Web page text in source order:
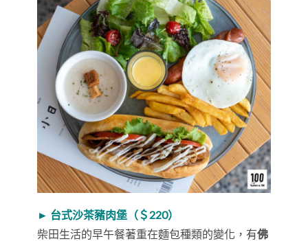
► 台式沙茶豬肉堡（＄220）
柴田生活的早午餐著重在麵包種類的變化，有佛